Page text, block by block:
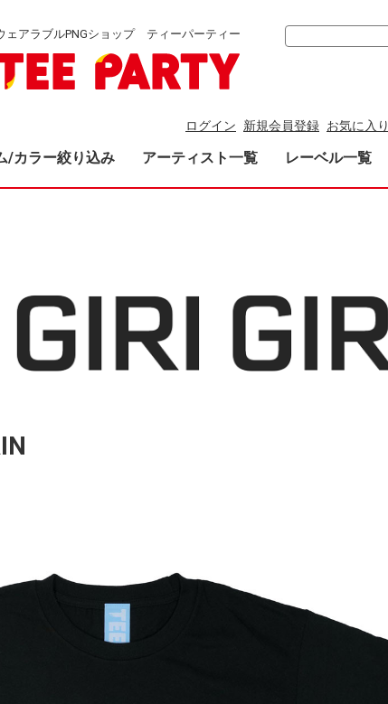
ェアラブルPNGショップ ティーパーティー
ログイン 新規会員登録 お気に入り
/カラー絞り込み アーティスト一覧 レーベル一覧